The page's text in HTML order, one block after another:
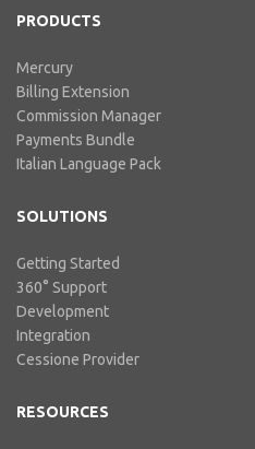
PRODUCTS
Mercury
Billing Extension
Commission Manager
Payments Bundle
Italian Language Pack
SOLUTIONS
Getting Started
360° Support
Development
Integration
Cessione Provider
RESOURCES